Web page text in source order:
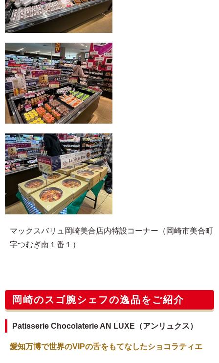
マックスバリュ岡崎美合店内特設コーナー（岡崎市美合町
字つむぎ南１番１）
岡崎のスゴ腕シェフの逸品をご紹介
Patisserie Chocolaterie AN LUXE（アンリュクス）
愛知万博で世界のVIPの舌をもてなしたショコラティエ